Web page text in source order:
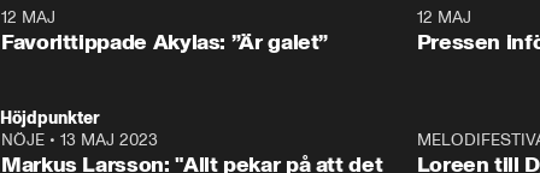
12 MAJ
Favorittippade Akylas: ”Är galet”
12 MAJ
Pressen
Höjdpunkter
NÖJE • 13 MAJ 2023
Markus Larsson: "Allt pekar på att det
Loreen till